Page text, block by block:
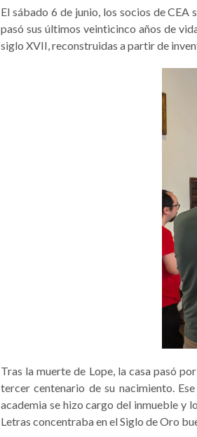
El sábado 6 de junio, los socios de
pasó sus últimos veinticinco años de
siglo XVII, reconstruidas a partir de
Tras la muerte de Lope, la casa pasó
tercer centenario de su nacimiento.
academia se hizo cargo del inmueble y
Letras concentraba en el Siglo de Oro